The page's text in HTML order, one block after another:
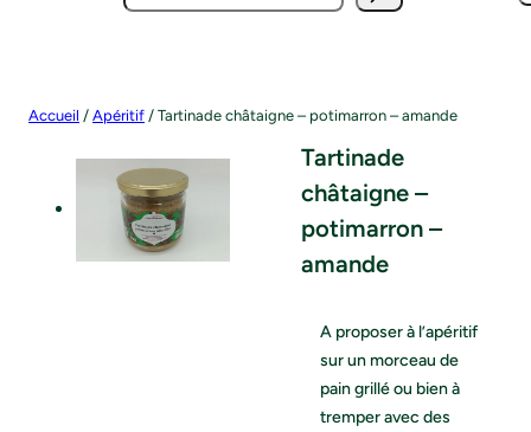
Accueil / Apéritif / Tartinade châtaigne – potimarron – amande
Tartinade
châtaigne –
potimarron –
amande
A proposer à l’apéritif
sur un morceau de
pain grillé ou bien à
tremper avec des